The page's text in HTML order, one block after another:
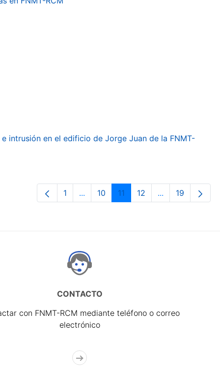
intrusión en el edificio de Jorge Juan de la FNMT-
Página
1 ...Páginas intermedias Use TAB para
Página
10 Página
11 Página
12 ...PáginasPágina
19
CONTACTO
con FNMT-RCM mediante teléfono o correo
electrónico